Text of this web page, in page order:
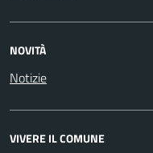
NOVITÀ
Notizie
VIVERE IL COMUNE